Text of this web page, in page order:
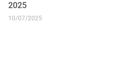
2025
10/07/2025